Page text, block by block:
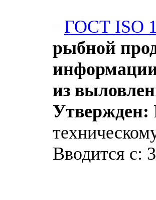
ГОСТ ISO
рыбной
из
Утвержден:
Вводится с: